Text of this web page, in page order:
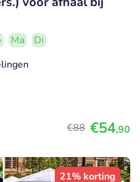
Ma
Di
€88 €54,90
21% korting